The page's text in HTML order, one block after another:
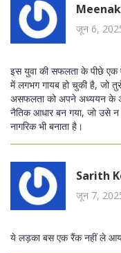
जून 6,
इस युवा की सफलता के पीछे
में लगभग गायब हो चुकी है, जो
असफलता को अपने अध्ययन के
नैतिक आधार बन गया, जो उसे न
नागरिक भी बनाता है।
Sarith
जून 7,
ये लड़का बस एक रैंक नहीं ले